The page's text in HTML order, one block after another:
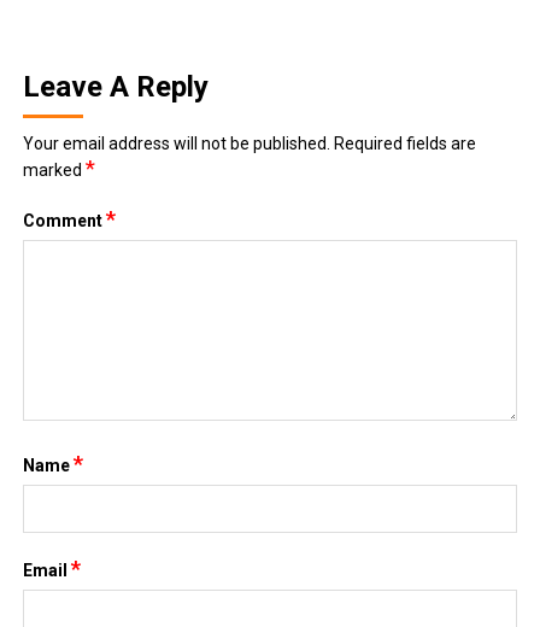
Leave A Reply
Your email address will not be published.
Required fields are
marked*
Comment*
Name*
Email*